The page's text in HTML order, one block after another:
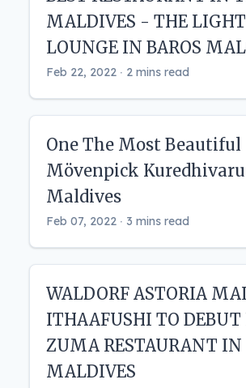
MALDIVES - THE
LOUNGE IN BAROS
Feb 22, 2022 ‧ 2 mins read
One The Most Beautiful
Mövenpick Kuredhivaru
Maldives
Feb 07, 2022 ‧ 3 mins read
WALDORF ASTORIA
ITHAAFUSHI TO DEBUT
ZUMA RESTAURANT IN
MALDIVES